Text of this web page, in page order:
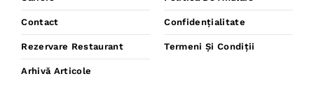
Contact
Rezervare Restaurant
Arhivă Articole
Confidențialitate
Termeni Și Condiții